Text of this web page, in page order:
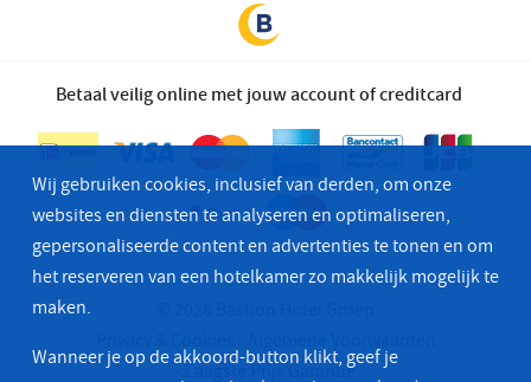
Betaal veilig online met jouw account of creditcard
Laagste Prijs Garantie
Wij gebruiken cookies, inclusief van derden, om onze
websites en diensten te analyseren en optimaliseren,
gepersonaliseerde content en advertenties te tonen en om
het reserveren van een hotelkamer zo makkelijk mogelijk te
maken.
Wanneer je op de akkoord-button klikt, geef je